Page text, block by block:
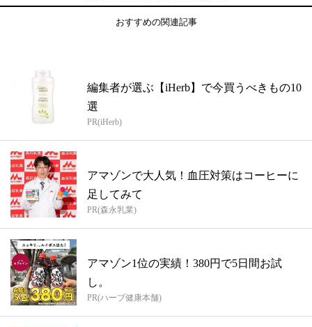
おすすめの関連記事
編集者が選ぶ【iHerb】で今買うべきもの10
選
PR(iHerb)
アマゾンで大人気！血圧対策はコーヒーに
足してみて
PR(森永乳業)
アマゾン1位の実績！380円で5日間お試
し。
PR(ハーブ健康本舗)